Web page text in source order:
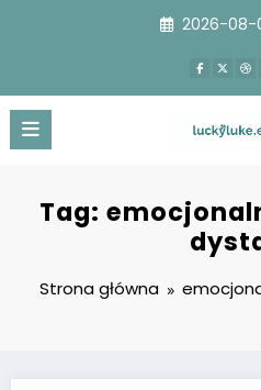
2026-08-
Tag:
Strona główna